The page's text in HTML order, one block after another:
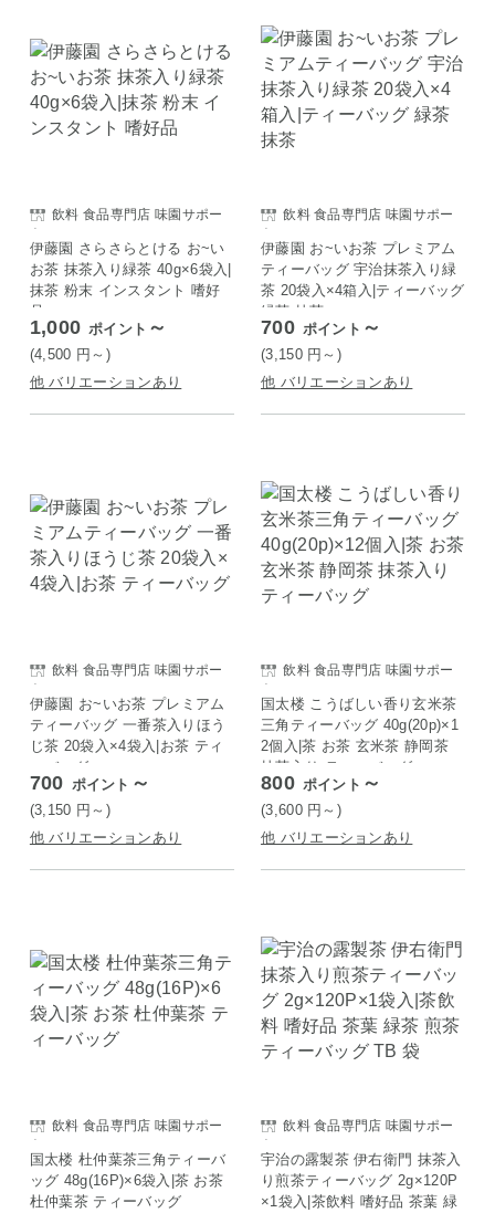
飲料 食品専門店 味園サポー
ト
伊藤園 さらさらとける お~い
お茶 抹茶入り緑茶 40g×6袋入|
抹茶 粉末 インスタント 嗜好
品
1,000 ポイント ～
(4,500 円 ～)
他 バリエーションあり
飲料 食品専門店 味園サポー
ト
伊藤園 お~いお茶 プレミアム
ティーバッグ 宇治抹茶入り緑
茶 20袋入×4箱入|ティーバッグ
緑茶 抹茶
700 ポイント ～
(3,150 円 ～)
他 バリエーションあり
飲料 食品専門店 味園サポー
ト
伊藤園 お~いお茶 プレミアム
ティーバッグ 一番茶入りほう
じ茶 20袋入×4袋入|お茶 ティ
ーバッグ
700 ポイント ～
(3,150 円 ～)
他 バリエーションあり
飲料 食品専門店 味園サポー
ト
国太楼 こうばしい香り玄米茶
三角ティーバッグ 40g(20p)×1
2個入|茶 お茶 玄米茶 静岡茶
抹茶入り ティーバッグ
800 ポイント ～
(3,600 円 ～)
他 バリエーションあり
飲料 食品専門店 味園サポー
ト
国太楼 杜仲葉茶三角ティーバ
ッグ 48g(16P)×6袋入|茶 お茶
杜仲葉茶 ティーバッグ
飲料 食品専門店 味園サポー
ト
宇治の露製茶 伊右衛門 抹茶入
り煎茶ティーバッグ 2g×120P
×1袋入|茶飲料 嗜好品 茶葉 緑